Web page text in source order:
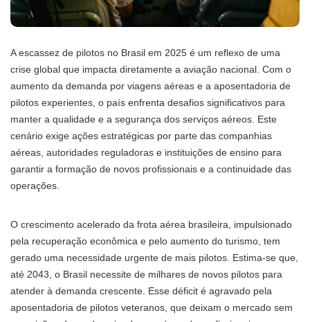
A escassez de pilotos no Brasil em 2025 é um reflexo de uma
crise global que impacta diretamente a aviação nacional. Com o
aumento da demanda por viagens aéreas e a aposentadoria de
pilotos experientes, o país enfrenta desafios significativos para
manter a qualidade e a segurança dos serviços aéreos. Este
cenário exige ações estratégicas por parte das companhias
aéreas, autoridades reguladoras e instituições de ensino para
garantir a formação de novos profissionais e a continuidade das
operações.
O crescimento acelerado da frota aérea brasileira, impulsionado
pela recuperação econômica e pelo aumento do turismo, tem
gerado uma necessidade urgente de mais pilotos. Estima-se que,
até 2043, o Brasil necessite de milhares de novos pilotos para
atender à demanda crescente. Esse déficit é agravado pela
aposentadoria de pilotos veteranos, que deixam o mercado sem